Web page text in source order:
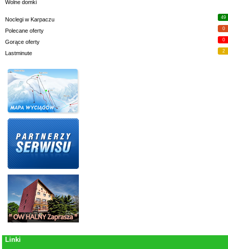
Wolne domki
Noclegi w Karpaczu 49
Polecane oferty 0
Gorące oferty 0
Lastminute 2
Linki